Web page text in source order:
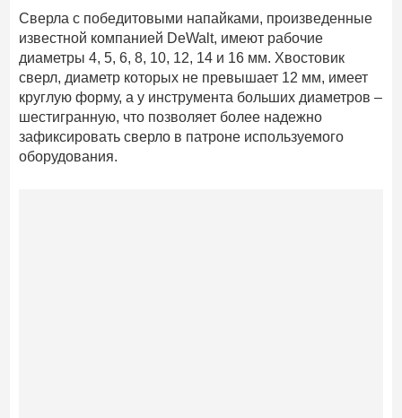
Сверла с победитовыми напайками, произведенные
известной компанией DeWalt, имеют рабочие
диаметры 4, 5, 6, 8, 10, 12, 14 и 16 мм. Хвостовик
сверл, диаметр которых не превышает 12 мм, имеет
круглую форму, а у инструмента больших диаметров –
шестигранную, что позволяет более надежно
зафиксировать сверло в патроне используемого
оборудования.